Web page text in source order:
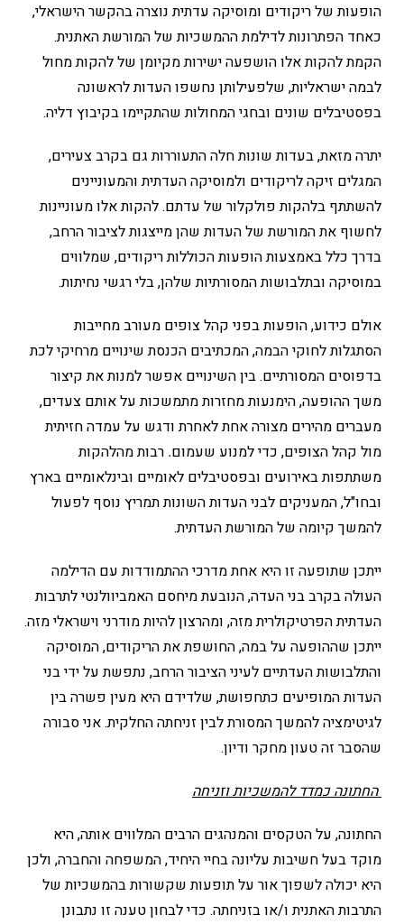
הופעות של ריקודים ומוסיקה עדתית נוצרה בהקשר הישראלי,
כאחד הפתרונות לדילמת ההמשכיות של המורשת האתנית.
הקמת להקות אלו הושפעה ישירות מקיומן של להקות מחול
לבמה ישראליות, שלפעילותן נחשפו העדות לראשונה
בפסטיבלים שונים ובחגי המחולות שהתקיימו בקיבוץ דליה.
יתרה מזאת, בעדות שונות חלה התעוררות גם בקרב צעירים,
המגלים זיקה לריקודים ולמוסיקה העדתית והמעוניינים
להשתתף בלהקות פולקלור של עדתם. להקות אלו מעוניינות
לחשוף את המורשת של העדות שהן מייצגות לציבור הרחב,
בדרך כלל באמצעות הופעות הכוללות ריקודים, שמלווים
במוסיקה ובתלבושות המסורתיות שלהן, בלי רגשי נחיתות.
אולם כידוע, הופעות בפני קהל צופים מעורב מחייבות
הסתגלות לחוקי הבמה, המכתיבים הכנסת שינויים מרחיקי לכת
בדפוסים המסורתיים. בין השינויים אפשר למנות את קיצור
משך ההופעה, הימנעות מחזרות מתמשכות על אותם צעדים,
מעברים מהירים מצורה אחת לאחרת ודגש על עמדה חזיתית
מול קהל הצופים, כדי למנוע שעמום. רבות מהלהקות
משתתפות באירועים ובפסטיבלים לאומיים ובינלאומיים בארץ
ובחו"ל, המעניקים לבני העדות השונות תמריץ נוסף לפעול
להמשך קיומה של המורשת העדתית.
ייתכן שתופעה זו היא אחת מדרכי ההתמודדות עם הדילמה
העולה בקרב בני העדה, הנובעת מיחסם האמביוולנטי לתרבות
העדתית הפרטיקולרית מזה, ומהרצון להיות מודרני וישראלי מזה.
ייתכן שההופעה על במה, החושפת את הריקודים, המוסיקה
והתלבושות העדתיים לעיני הציבור הרחב, נתפשת על ידי בני
העדות המופיעים כתחפושת, שלדידם היא מעין פשרה בין
לגיטימציה להמשך המסורת לבין זניחתה החלקית. אני סבורה
שהסבר זה טעון מחקר ודיון.
החתונה כמדד להמשכיות וזניחה
החתונה, על הטקסים והמנהגים הרבים המלווים אותה, היא
מוקד בעל חשיבות עליונה בחיי היחיד, המשפחה והחברה, ולכן
היא יכולה לשפוך אור על תופעות שקשורות בהמשכיות של
התרבות האתנית ו/או בזניחתה. כדי לבחון טענה זו נתבונן